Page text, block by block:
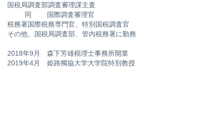
国税局調査部調査審理課主査
同 国際調査審理官
税務署国際税務専門官、特別国税調査官
その他、国税局調査部、管内税務署に勤務
2018年9月 森下芳雄税理士事務所開業
2019年4月 姫路獨協大学大学院特別教授